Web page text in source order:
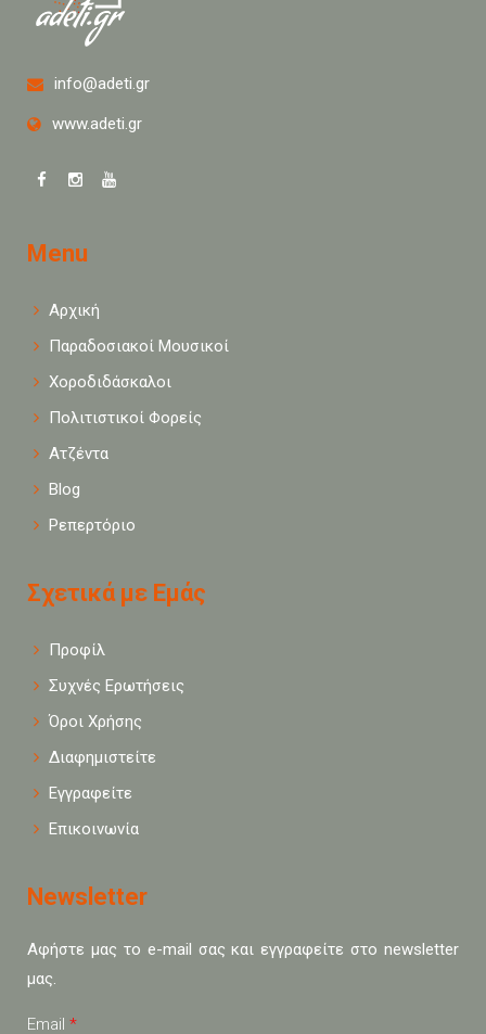
info@adeti.gr
www.adeti.gr
Menu
Αρχική
Παραδοσιακοί Μουσικοί
Χοροδιδάσκαλοι
Πολιτιστικοί Φορείς
Ατζέντα
Blog
Ρεπερτόριο
Σχετικά με Εμάς
Προφίλ
Συχνές Ερωτήσεις
Όροι Χρήσης
Διαφημιστείτε
Εγγραφείτε
Επικοινωνία
Newsletter
Αφήστε μας το e-mail σας και εγγραφείτε στο newsletter
μας.
Email *